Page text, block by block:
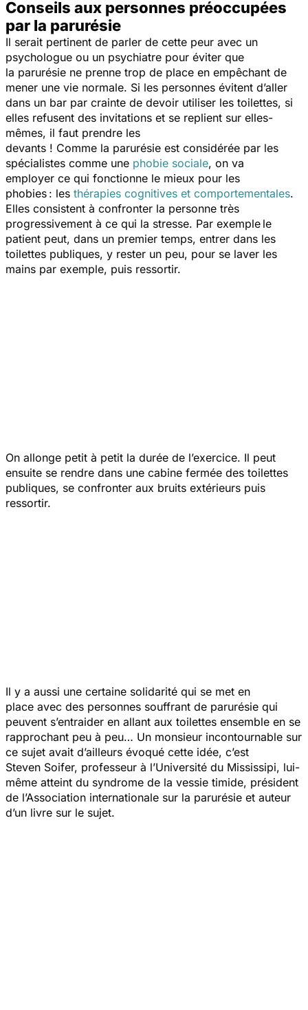
Conseils aux personnes préoccupées
par la parurésie
Il serait pertinent de parler de cette peur avec un
psychologue ou un psychiatre pour éviter que
la parurésie ne prenne trop de place en empêchant de
mener une vie normale. Si les personnes évitent d’aller
dans un bar par crainte de devoir utiliser les toilettes, si
elles refusent des invitations et se replient sur elles-
mêmes, il faut prendre les
devants ! Comme la parurésie est considérée par les
spécialistes comme une phobie sociale, on va
employer ce qui fonctionne le mieux pour les
phobies : les thérapies cognitives et comportementales.
Elles consistent à confronter la personne très
progressivement à ce qui la stresse. Par exemple le
patient peut, dans un premier temps, entrer dans les
toilettes publiques, y rester un peu, pour se laver les
mains par exemple, puis ressortir.
On allonge petit à petit la durée de l’exercice. Il peut
ensuite se rendre dans une cabine fermée des toilettes
publiques, se confronter aux bruits extérieurs puis
ressortir.
Il y a aussi une certaine solidarité qui se met en
place avec des personnes souffrant de parurésie qui
peuvent s’entraider en allant aux toilettes ensemble en se
rapprochant peu à peu… Un monsieur incontournable sur
ce sujet avait d’ailleurs évoqué cette idée, c’est
Steven Soifer, professeur à l’Université du Mississipi, lui-
même atteint du syndrome de la vessie timide, président
de l’Association internationale sur la parurésie et auteur
d’un livre sur le sujet.